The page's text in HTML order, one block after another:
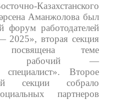
Казахстанского
Аманжолова был
форум работодателей
вторая секция
теме
рабочий —
специалист». Второе
секции собрало
партнеров